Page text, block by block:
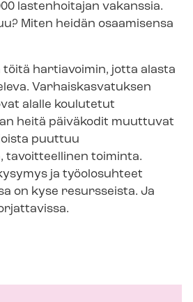
lastenhoitajan vakanssia.
Miten heidän osaamisensa
töitä hartiavoimin, jotta alasta
Var­hais­kas­va­tuk­sen
alalle koulutetut
heitä päiväkodit muuttuvat
puuttuu
tavoitteellinen toiminta.
ja työolosuhteet
on kyse resursseista. Ja